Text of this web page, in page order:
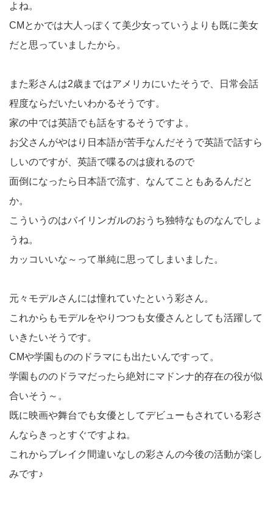
よね。
CMとかでは大人っぽくて美少女っていうよりも既に美女
だと思っていましたから。
また彩さんは2歳まではアメリカにいたそうで、日常会話
程度ならだいたいわかるそうです。
家の中では英語でも話をするそうですよ。
お父さんがやはり日本語が苦手なんだそうで英語で話すら
しいのですが、英語で喋るのは疲れるので
面倒になったら日本語で流す、なんてこともあるんだと
か。
こういうのはバイリンガルのおうち独特なものなんでしょ
うね。
カッコいいな～って単純に思ってしまいました。
元々モデルさんには憧れていたという彩さん。
これからもモデルをやりつつも女優さんとしても活躍して
いきたいそうです。
CMや学園もののドラマにも出たいんですって。
学園もののドラマだったら絶対にマドンナ的存在の役が似
合いそう～。
既に映画や舞台でも女優としてデビューもされている彩さ
んならきっとすぐですよね。
これからブレイク間違いなしの彩さんの今後の活動が楽し
みです♪